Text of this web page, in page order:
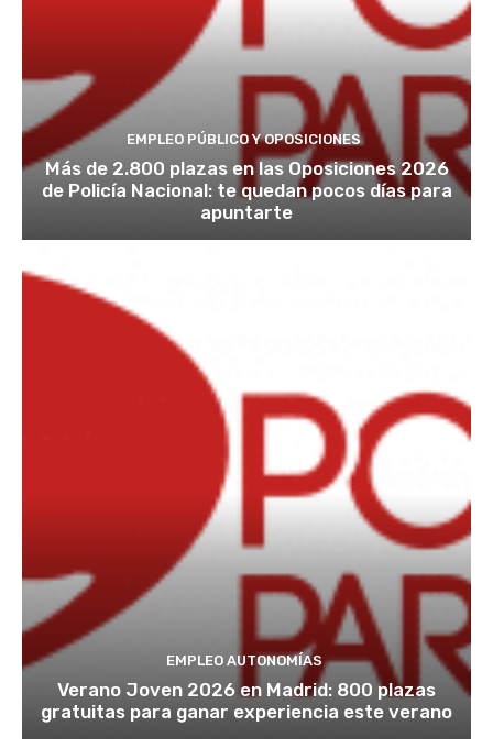
EMPLEO PÚBLICO Y OPOSICIONES
Más de 2.800 plazas en las Oposiciones 2026
de Policía Nacional: te quedan pocos días para
apuntarte
EMPLEO AUTONOMÍAS
Verano Joven 2026 en Madrid: 800 plazas
gratuitas para ganar experiencia este verano